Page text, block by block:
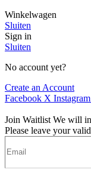
Winkelwagen
Sluiten
Sign in
Sluiten
No account yet?
Create an Account
Facebook X Instagram
Join Waitlist We will
Please leave your